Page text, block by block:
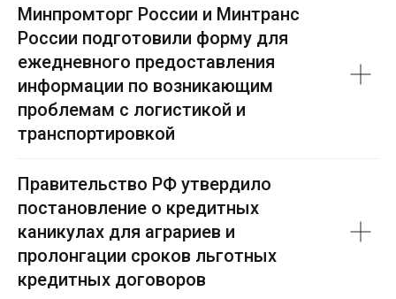
Минпромторг России и Минтранс
России подготовили форму для
ежедневного предоставления
информации по возникающим
проблемам с логистикой и
транспортировкой
Правительство РФ утвердило
постановление о кредитных
каникулах для аграриев и
пролонгации сроков льготных
кредитных договоров